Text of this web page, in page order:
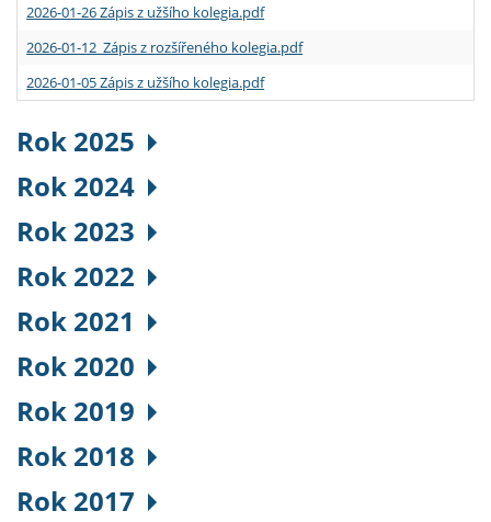
2026-01-26 Zápis z užšího kolegia.pdf
2026-01-12 Zápis z rozšířeného kolegia.pdf
2026-01-05 Zápis z užšího kolegia.pdf
Rok 2025
Rok 2024
Rok 2023
Rok 2022
Rok 2021
Rok 2020
Rok 2019
Rok 2018
Rok 2017